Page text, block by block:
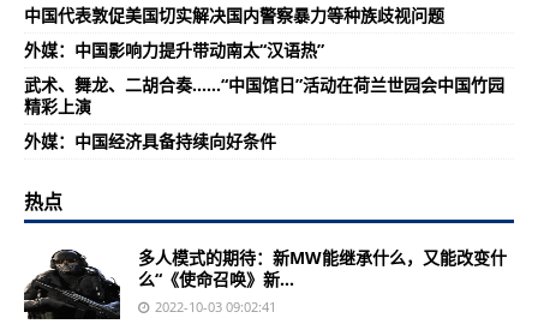
中国代表敦促美国切实解决国内警察暴力等种族歧视问题
外媒：中国影响力提升带动南太“汉语热”
武术、舞龙、二胡合奏......“中国馆日”活动在荷兰世园会中国竹园
精彩上演
外媒：中国经济具备持续向好条件
热点
多人模式的期待：新MW能继承什么，又能改变什
么“《使命召唤》新...
2022-10-03 09:02:41